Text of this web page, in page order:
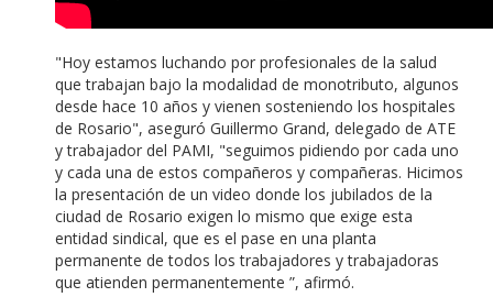
"Hoy estamos luchando por profesionales de la salud
que trabajan bajo la modalidad de monotributo, algunos
desde hace 10 años y vienen sosteniendo los hospitales
de Rosario", aseguró Guillermo Grand, delegado de ATE
y trabajador del PAMI, "seguimos pidiendo por cada uno
y cada una de estos compañeros y compañeras. Hicimos
la presentación de un video donde los jubilados de la
ciudad de Rosario exigen lo mismo que exige esta
entidad sindical, que es el pase en una planta
permanente de todos los trabajadores y trabajadoras
que atienden permanentemente ”, afirmó.